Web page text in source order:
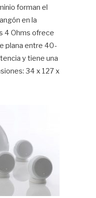
forman el
en la
4 Ohms ofrece
plana entre 40-
y tiene una
34 x 127 x